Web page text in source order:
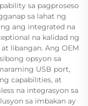
sa pagproseso
sa lahat ng
ang integrated na
na kalidad ng
libangan. Ang OEM
opsyon sa
USB port,
capabilities, at
na integrasyon sa
sa imbakan ay